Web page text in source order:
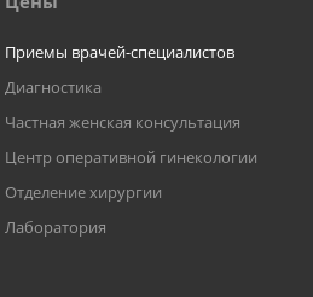
Приемы врачей-специалистов
Диагностика
Частная женская консультация
Центр оперативной гинекологии
Отделение хирургии
Лаборатория